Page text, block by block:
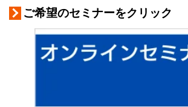
ご希望のセミナーをクリック